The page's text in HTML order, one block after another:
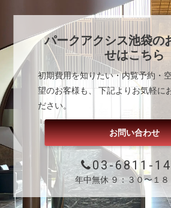
パークアクシス池袋の
せはこちら
初期費用を知りたい・内覧予約・
望のお客様も、 下記よりお気軽に
ださい。
お問い合わせ
03-6811-
年中無休 ９：３０〜１８